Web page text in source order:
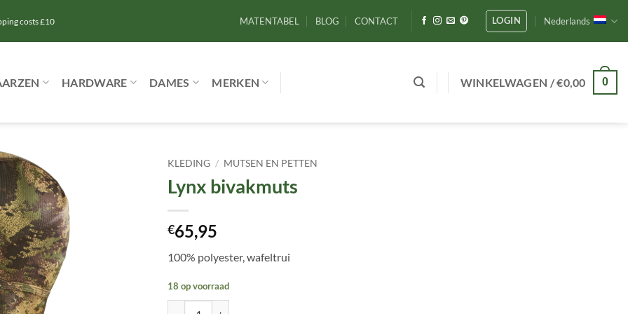
costs £10 MATENTABEL BLOG CONTACT LOGIN Nederlands
HARDWARE DAMES MERKEN WINKELWAGEN /€0,00 0
KLEDING / MUTSEN EN PETTEN
Lynx bivakmuts
€65,95
100% polyester, wafeltrui
18 op voorraad